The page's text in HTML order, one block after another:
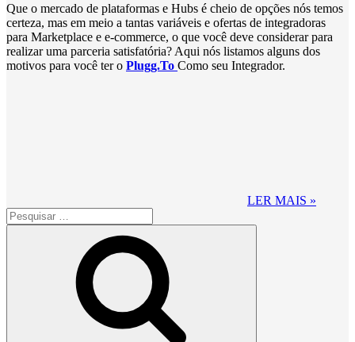
Que o mercado de plataformas e Hubs é cheio de opções nós temos
certeza, mas em meio a tantas variáveis e ofertas de integradoras
para Marketplace e e-commerce, o que você deve considerar para
realizar uma parceria satisfatória? Aqui nós listamos alguns dos
motivos para você ter o Plugg.To Como seu Integrador.
LER MAIS »
Pesquisar
por: